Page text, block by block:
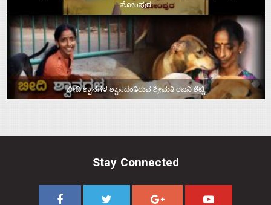
ಸೋಂಪುರ
ಬೀದಿ ಶ್ವಾನಗಳ ಶ್ವಾಸದಂತಿರುವ ಶ್ರೀಮತಿ ರಜನಿ ಶೆಟ್ಟಿ
Stay Connected